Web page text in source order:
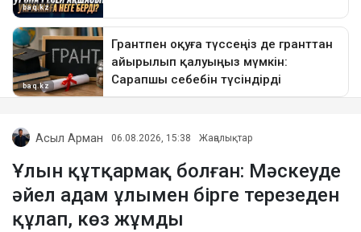
Асыл Арман 06.08.2026, 15:38 Жаңалықтар
Ұлын құтқармақ болған: Мәскеуде
әйел адам ұлымен бірге терезеден
құлап, көз жұмды